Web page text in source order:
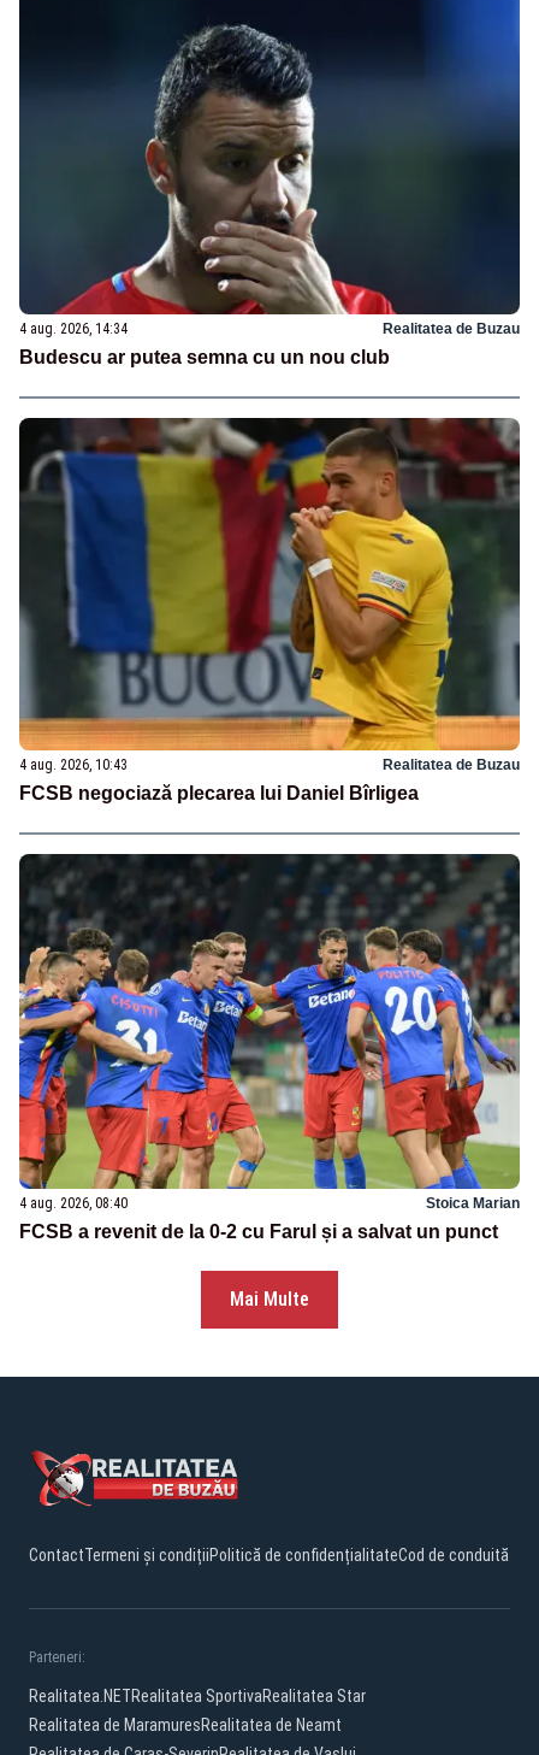
4 aug. 2026, 14:34 Realitatea de Buzau
Budescu ar putea semna cu un nou club
4 aug. 2026, 10:43 Realitatea de Buzau
FCSB negociază plecarea lui Daniel Bîrligea
4 aug. 2026, 08:40 Stoica Marian
FCSB a revenit de la 0-2 cu Farul și a salvat un punct
Mai Multe
ContactTermeni și condițiiPolitică de confidențialitateCod de conduită
Parteneri:
Realitatea.NETRealitatea SportivaRealitatea Star
Realitatea de MaramuresRealitatea de Neamt